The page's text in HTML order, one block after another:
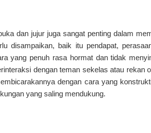
dan jujur juga sangat penting dalam
disampaikan, baik itu pendapat,
yang penuh rasa hormat dan tidak
dengan teman sekelas atau rekan
dengan cara yang
yang saling mendukung.